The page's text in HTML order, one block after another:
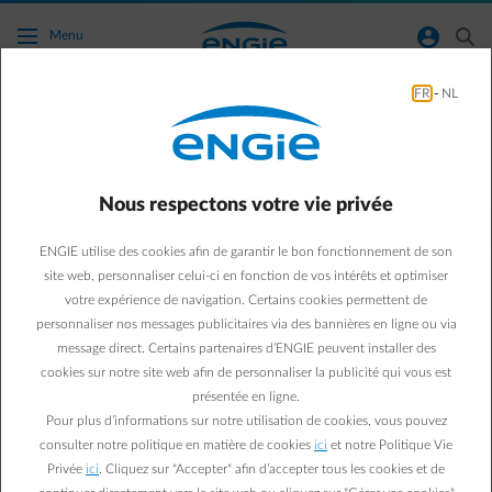
Accéder au contenu principal
Menu normal-account-circle search
Est-ce ENGIE qui a décidé de supprimer le
principe de compteur qui tourne à l'envers ?
Nutsregulator) auprès de la Cour constitutionnelle, laquelle a
décidé de supprimer le principe de compteur qui tourne à l'envers
pour les installations de panneaux solaires en Flandre avec un
compteur digital. Cette décision doit être mise en oeuvre par tous
Questions fréquemment posées
FR - NL
Nous respectons votre vie privée
ENGIE utilise des cookies afin de garantir le bon fonctionnement de son
site web, personnaliser celui-ci en fonction de vos intérêts et optimiser
votre expérience de navigation. Certains cookies permettent de
personnaliser nos messages publicitaires via des bannières en ligne ou via
message direct. Certains partenaires d’ENGIE peuvent installer des
cookies sur notre site web afin de personnaliser la publicité qui vous est
présentée en ligne.
Pour plus d’informations sur notre utilisation de cookies, vous pouvez
consulter notre politique en matière de cookies ici et notre Politique Vie
Privée ici . Cliquez sur "Accepter" afin d’accepter tous les cookies et de